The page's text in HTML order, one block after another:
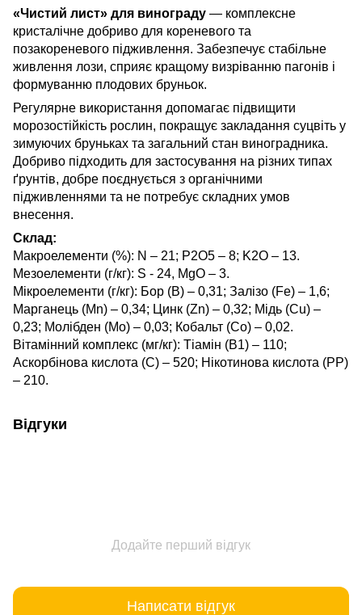
«Чистий лист» для винограду — комплексне
кристалічне добриво для кореневого та
позакореневого підживлення. Забезпечує стабільне
живлення лози, сприяє кращому визріванню пагонів і
формуванню плодових бруньок.
Регулярне використання допомагає підвищити
морозостійкість рослин, покращує закладання суцвіть у
зимуючих бруньках та загальний стан виноградника.
Добриво підходить для застосування на різних типах
ґрунтів, добре поєднується з органічними
підживленнями та не потребує складних умов
внесення.
Склад:
Макроелементи (%): N – 21; P2О5 – 8; K2О – 13.
Мезоелементи (г/кг): S - 24, MgO – 3.
Мікроелементи (г/кг): Бор (В) – 0,31; Залізо (Fe) – 1,6;
Марганець (Мn) – 0,34; Цинк (Zn) – 0,32; Мідь (Cu) –
0,23; Молібден (Мо) – 0,03; Кобальт (Со) – 0,02.
Вітамінний комплекс (мг/кг): Тіамін (В1) – 110;
Аскорбінова кислота (С) – 520; Нікотинова кислота (РР)
– 210.
Відгуки
Додайте перший відгук
Написати відгук